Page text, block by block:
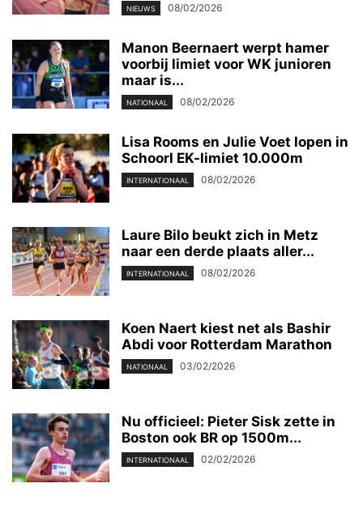
NIEUWS 08/02/2026
Manon Beernaert werpt hamer
voorbij limiet voor WK junioren
maar is...
NATIONAAL 08/02/2026
Lisa Rooms en Julie Voet lopen in
Schoorl EK-limiet 10.000m
INTERNATIONAAL 08/02/2026
Laure Bilo beukt zich in Metz
naar een derde plaats aller...
INTERNATIONAAL 08/02/2026
Koen Naert kiest net als Bashir
Abdi voor Rotterdam Marathon
NATIONAAL 03/02/2026
Nu officieel: Pieter Sisk zette in
Boston ook BR op 1500m...
INTERNATIONAAL 02/02/2026